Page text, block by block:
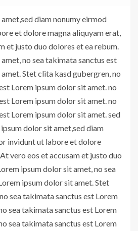
diam nonumy eirmod
et dolore magna aliquyam erat,
et justo duo dolores et ea rebum.
no sea takimata sanctus est
Stet clita kasd gubergren, no
Lorem ipsum dolor sit amet. no
Lorem ipsum dolor sit amet. no
Lorem ipsum dolor sit amet. sed
dolor sit amet,sed diam
invidunt ut labore et dolore
vero eos et accusam et justo duo
ipsum dolor sit amet, no sea
ipsum dolor sit amet. Stet
sea takimata sanctus est Lorem
sea takimata sanctus est Lorem
sea takimata sanctus est Lorem